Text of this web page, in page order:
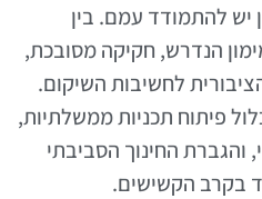
יש להתמודד עמם. בין
הנדרש, חקיקה מסובכת,
לחשיבות השיקום.
פיתוח תכניות ממשלתיות,
והגברת החינוך הסביבתי
בקרב הקשישים.